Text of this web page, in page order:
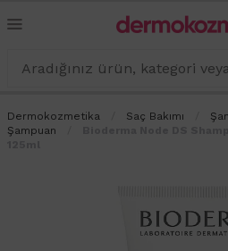
Dermokozmetika Saç Bakımı
Şampuan